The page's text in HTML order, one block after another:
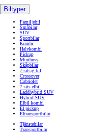
Biltyper
Familjebil
Småbilar
SUV
Sportbilar
Kombi
Halvkombi
Pickup
Minibuss
Skåpbilar
7-sitsig bil
Crossover
Cabriolet
7 sits elbil
Laddhybrid SUV
Hybrid SUV
Elbil kombi
El pickup
Eltransportbilar
Tjänstebilar
Transportbilar